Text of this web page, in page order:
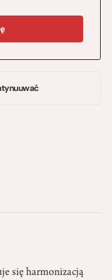
się harmonizacją